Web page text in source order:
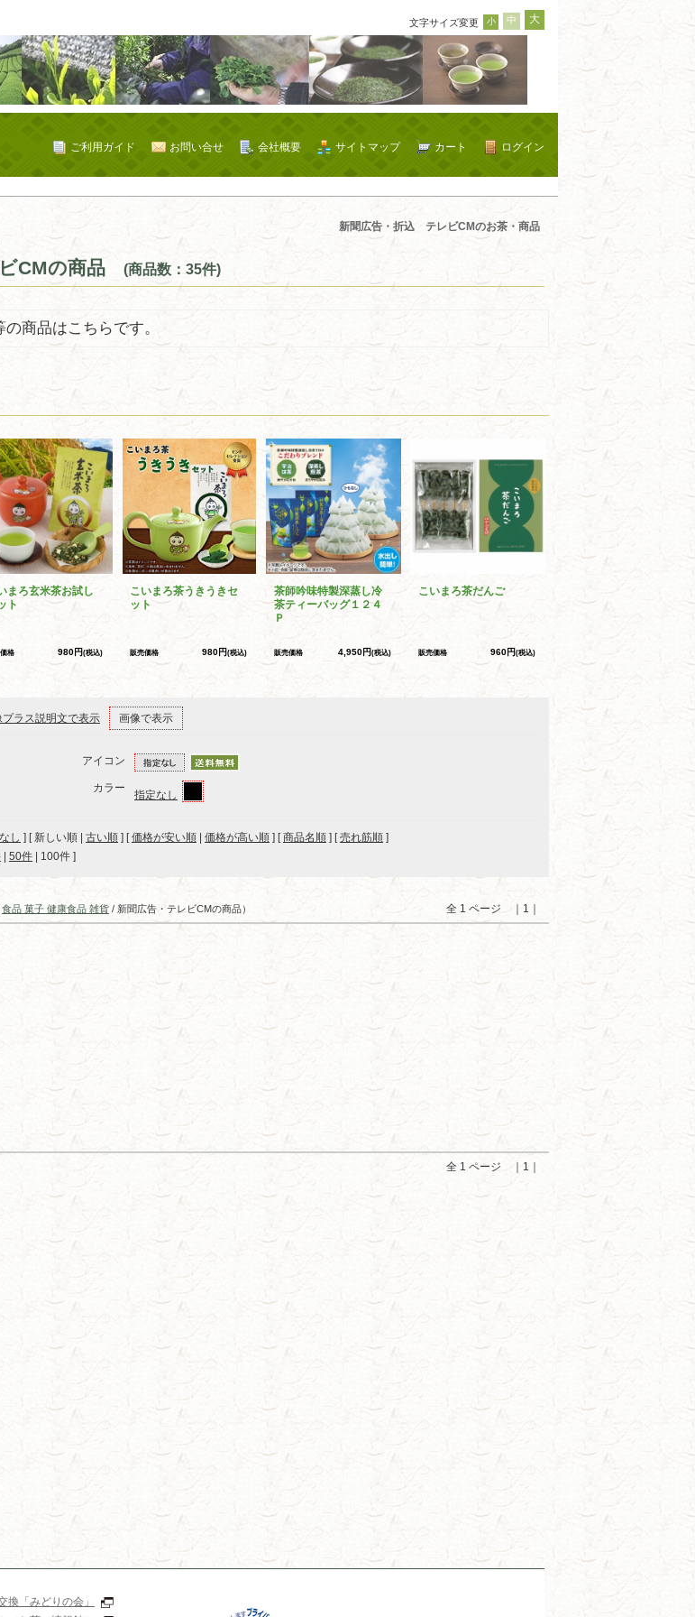
文字サイズ変更 小 中 大
ログイン
カート
サイトマップ
会社概要
お問い合せ
ご利用ガイド
新聞広告・折込 テレビCMのお茶・商品
CMの商品 (商品数：35件)
商品はこちらです。
まろ玄米茶お試し
ト
格 980円(税込)
こいまろ茶うきうきセ
ット
販売価格 980円(税込)
茶師吟味特製深蒸し冷
茶ティーバッグ１２４
Ｐ
販売価格 4,950円(税込)
こいまろ茶だんご
販売価格 960円(税込)
プラス説明文で表示 画像で表示
アイコン
カラー
指定なし
し ] [ 新しい順 | 古い順 ] [価格が安い順 価格が高い順 ] [商品名順 ] [売れ筋順 ]
50件 100件 ]
全 1 ページ ｜1｜
食品 菓子 健康食品 雑貨 / 新聞広告・テレビCMの商品）
全 1 ページ ｜1｜
換「みどりの会」